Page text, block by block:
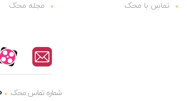
تماس با محک
مجله محک
شماره تماس محک